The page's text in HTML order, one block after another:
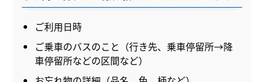
ご利用日時
ご乗車のバスのこと（行き先、乗車停留所→降
車停留所などの区間など）